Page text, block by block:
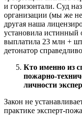
и горизонтали. Суд
организации (мы же
другая наша
установила истинный
выплатила 23 млн +
детонатор
Кто именно из
пожарно-
личности
Закон не
практике эксперт-